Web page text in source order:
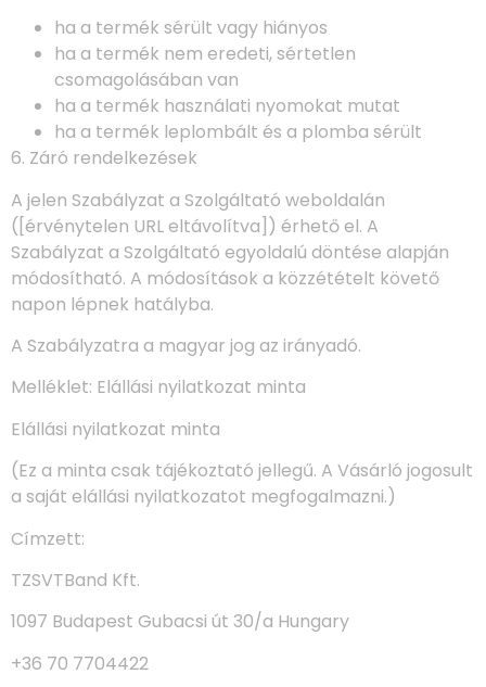
ha a termék sérült vagy hiányos
ha a termék nem eredeti, sértetlen
csomagolásában van
ha a termék használati nyomokat mutat
ha a termék leplombált és a plomba sérült
6. Záró rendelkezések
A jelen Szabályzat a Szolgáltató weboldalán
([érvénytelen URL eltávolítva]) érhető el. A
Szabályzat a Szolgáltató egyoldalú döntése alapján
módosítható. A módosítások a közzétételt követő
napon lépnek hatályba.
A Szabályzatra a magyar jog az irányadó.
Melléklet: Elállási nyilatkozat minta
Elállási nyilatkozat minta
(Ez a minta csak tájékoztató jellegű. A Vásárló jogosult
a saját elállási nyilatkozatot megfogalmazni.)
Címzett:
TZSVTBand Kft.
1097 Budapest Gubacsi út 30/a Hungary
+36 70 7704422